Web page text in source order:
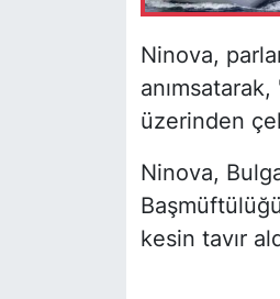
Ninova,
üzerinden
Ninova,
kesin tavır